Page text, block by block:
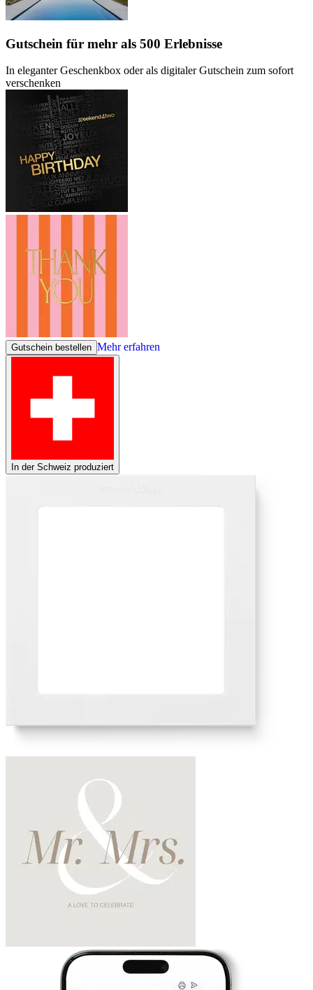
Gutschein für mehr als 500 Erlebnisse
In eleganter Geschenkbox oder als digitaler Gutschein zum sofort
verschenken
Gutschein bestellen Mehr erfahren
In der Schweiz produziert